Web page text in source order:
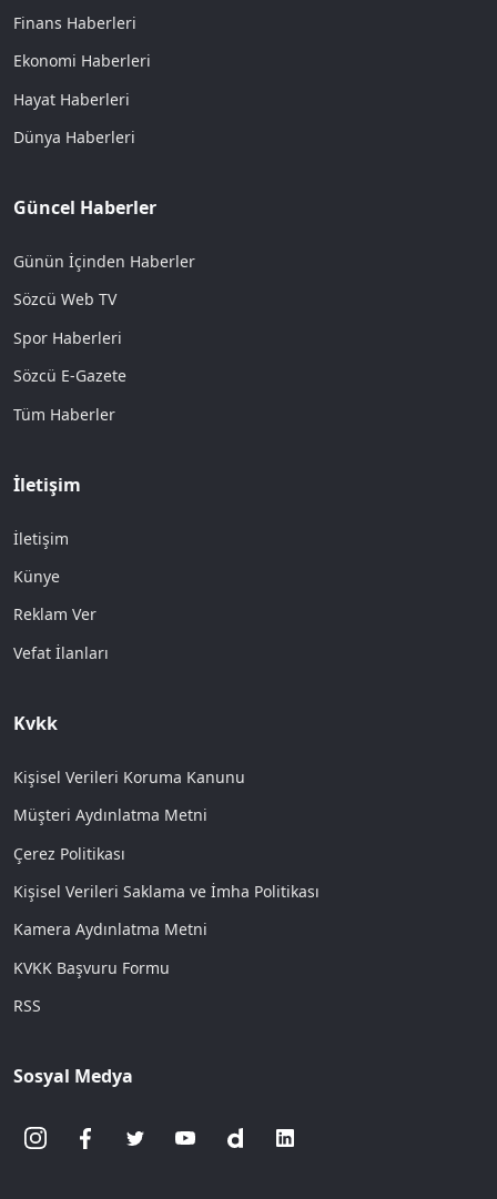
Finans Haberleri
Ekonomi Haberleri
Hayat Haberleri
Dünya Haberleri
Güncel Haberler
Günün İçinden Haberler
Sözcü Web TV
Spor Haberleri
Sözcü E-Gazete
Tüm Haberler
İletişim
İletişim
Künye
Reklam Ver
Vefat İlanları
Kvkk
Kişisel Verileri Koruma Kanunu
Müşteri Aydınlatma Metni
Çerez Politikası
Kişisel Verileri Saklama ve İmha Politikası
Kamera Aydınlatma Metni
KVKK Başvuru Formu
RSS
Sosyal Medya